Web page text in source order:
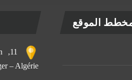
الموقع
– Algérie